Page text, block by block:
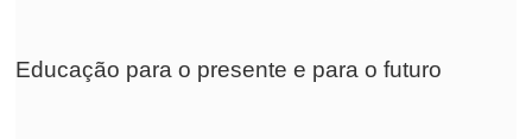
Educação para o presente e para o futuro